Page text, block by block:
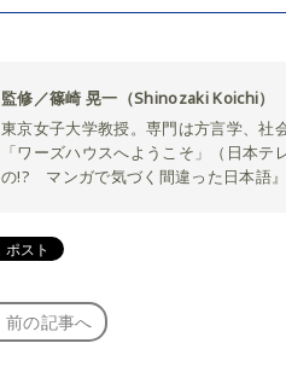
監修／篠崎 晃一（Shinozaki Koichi）
東京女子大学教授。専門は方言学、社
「ワーズハウスへようこそ」（日本
の!? マンガで気づく間違った日本語
前の記事へ